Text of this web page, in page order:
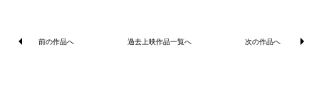
前の作品へ 過去上映作品一覧へ 次の作品へ